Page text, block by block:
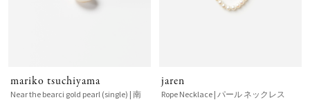
mariko tsuchiyama
Near the bearci gold pearl (single) | 南
jaren
Rope Necklace | パール ネックレス